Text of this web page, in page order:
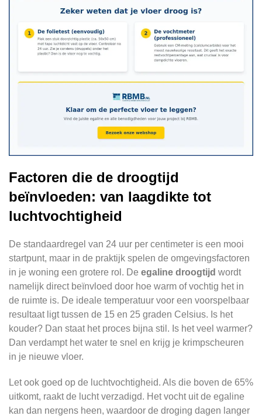
Factoren die de droogtijd
beïnvloeden: van laagdikte tot
luchtvochtigheid
De standaardregel van 24 uur per centimeter is een mooi
startpunt, maar in de praktijk spelen de omgevingsfactoren
in je woning een grotere rol. De egaline droogtijd wordt
namelijk direct beïnvloed door hoe warm of vochtig het in
de ruimte is. De ideale temperatuur voor een voorspelbaar
resultaat ligt tussen de 15 en 25 graden Celsius. Is het
kouder? Dan staat het proces bijna stil. Is het veel warmer?
Dan verdampt het water te snel en krijg je krimpscheuren
in je nieuwe vloer.
Let ook goed op de luchtvochtigheid. Als die boven de 65%
uitkomt, raakt de lucht verzadigd. Het vocht uit de egaline
kan dan nergens heen, waardoor de droging dagen langer